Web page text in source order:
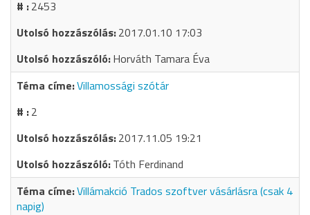
2453
2017.01.10 17:03
Horváth Tamara Éva
Villamossági szótár
2
2017.11.05 19:21
Tóth Ferdinand
Villámakció Trados szoftver vásárlásra (csak 4
napig)